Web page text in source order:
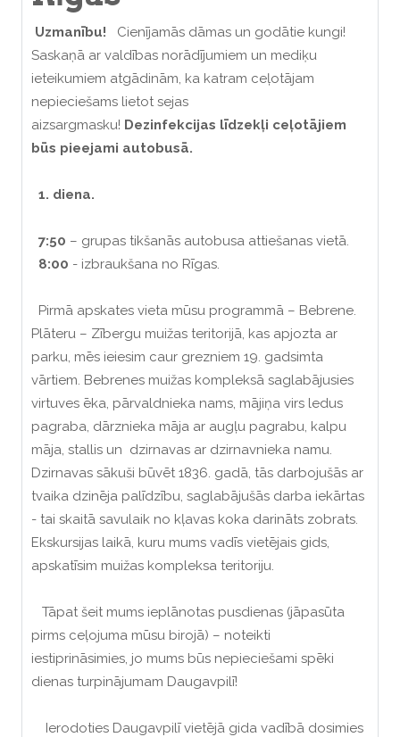
Uzmanību! Cienījamās dāmas un godātie kungi!
Saskaņā ar valdības norādījumiem un mediķu
ieteikumiem atgādinām, ka katram ceļotājam
nepieciešams lietot sejas
aizsargmasku! Dezinfekcijas līdzekļi ceļotājiem
būs pieejami autobusā.
1. diena.
7:50 – grupas tikšanās autobusa attiešanas vietā.
8:00 - izbraukšana no Rīgas.
Pirmā apskates vieta mūsu programmā – Bebrene.
Plāteru – Zībergu muižas teritorijā, kas apjozta ar
parku, mēs ieiesim caur grezniem 19. gadsimta
vārtiem. Bebrenes muižas kompleksā saglabājusies
virtuves ēka, pārvaldnieka nams, mājiņa virs ledus
pagraba, dārznieka māja ar augļu pagrabu, kalpu
māja, stallis un dzirnavas ar dzirnavnieka namu.
Dzirnavas sākuši būvēt 1836. gadā, tās darbojušās ar
tvaika dzinēja palīdzību, saglabājušās darba iekārtas
- tai skaitā savulaik no kļavas koka darināts zobrats.
Ekskursijas laikā, kuru mums vadīs vietējais gids,
apskatīsim muižas kompleksa teritoriju.
Tāpat šeit mums ieplānotas pusdienas (jāpasūta
pirms ceļojuma mūsu birojā) – noteikti
iestiprināsimies, jo mums būs nepieciešami spēki
dienas turpinājumam Daugavpilī!
Ierodoties Daugavpilī vietējā gida vadībā dosimies